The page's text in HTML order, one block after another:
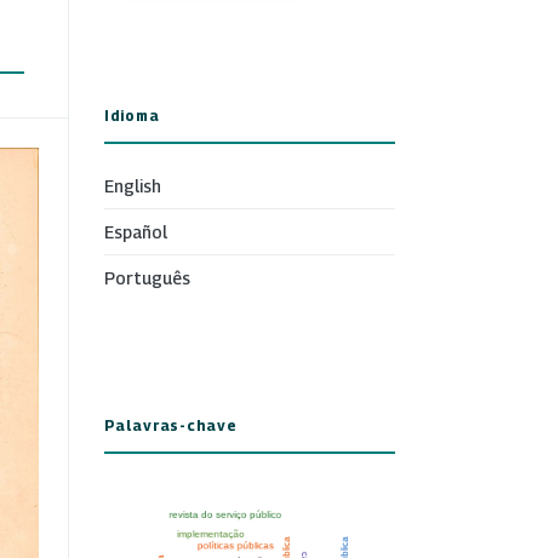
Idioma
English
Español
Português
Palavras-chave